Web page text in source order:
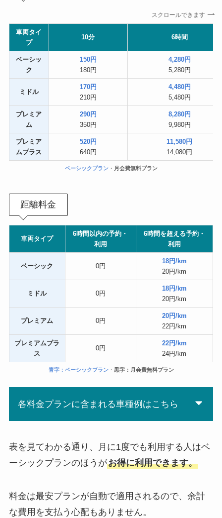
スクロールできます
車両タイ
プ
10分 6時間
ベーシッ
ク
150円
180円
4,280円
5,280円
ミドル
170円
210円
4,480円
5,480円
プレミア
ム
290円
350円
8,280円
9,980円
プレミア
ムプラス
520円
640円
11,580円
14,080円
ベーシックプラン・ 月会費無料プラン
距離料金
車両タイプ
6時間以内の予約・
利用
6時間を超える予約・
利用
ベーシック 0円
18円/km
20円/km
ミドル 0円
18円/km
20円/km
プレミアム 0円
20円/km
22円/km
プレミアムプラ
ス
0円
22円/km
24円/km
青字：ベーシックプラン・ 黒字：月会費無料プラン
各料金プランに含まれる車種例はこちら
表を見てわかる通り、月に1度でも利用する人はベ
ーシックプランのほうがお得に利用できます。
料金は最安プランが自動で適用されるので、余計
な費用を支払う心配もありません。